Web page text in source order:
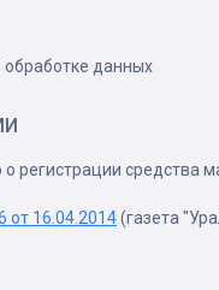
данных
регистрации средства
16.04.2014(газета